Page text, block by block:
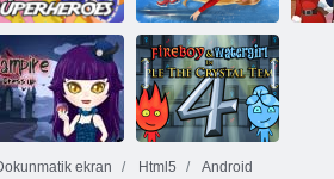
Prenses Süper
Kahramanlar
Kış Buz Pateni
ekran Html5 Android